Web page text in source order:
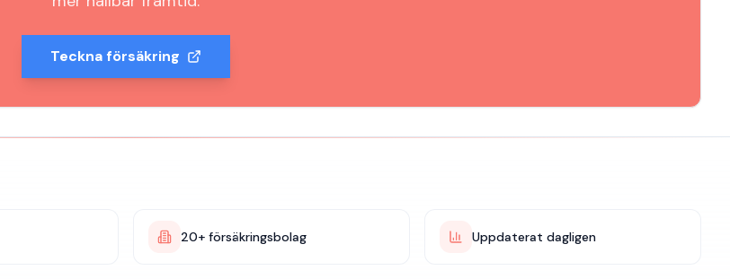
Teckna försäkring
20+ försäkringsbolag Uppdaterat dagligen